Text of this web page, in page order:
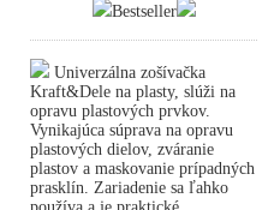
Bestseller
Univerzálna zošívačka
Kraft&Dele na plasty, slúži na
opravu plastových prvkov.
Vynikajúca súprava na opravu
plastových dielov, zváranie
plastov a maskovanie prípadných
prasklín. Zariadenie sa ľahko